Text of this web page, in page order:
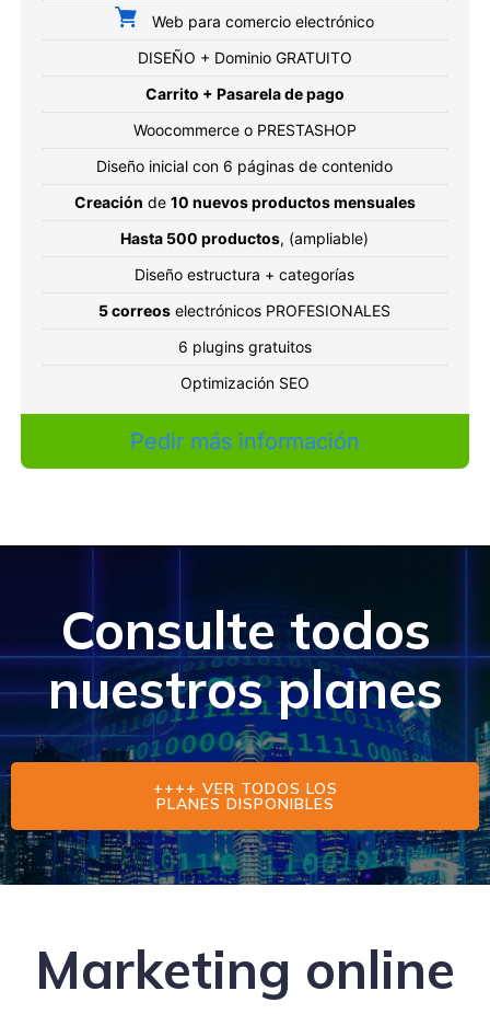
Web para comercio electrónico
DISEÑO + Dominio GRATUITO
Carrito + Pasarela de pago
Woocommerce o PRESTASHOP
Diseño inicial con 6 páginas de contenido
Creación de 10 nuevos productos mensuales
Hasta 500 productos, (ampliable)
Diseño estructura + categorías
5 correos electrónicos PROFESIONALES
6 plugins gratuitos
Optimización SEO
Pedir más información
Consulte todos
nuestros planes
++++ VER TODOS LOS
PLANES DISPONIBLES
Marketing online